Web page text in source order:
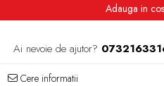
Adauga in cos
Ai nevoie de ajutor?
Cere informatii